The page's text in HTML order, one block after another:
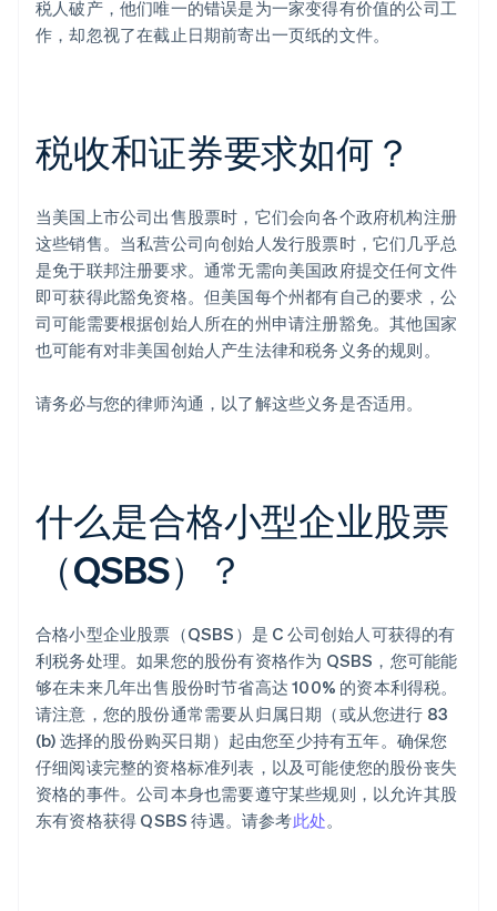
税人破产，他们唯一的错误是为一家变得有价值的公司工
作，却忽视了在截止日期前寄出一页纸的文件。
税收和证券要求如何？
当美国上市公司出售股票时，它们会向各个政府机构注册
这些销售。当私营公司向创始人发行股票时，它们几乎总
是免于联邦注册要求。通常无需向美国政府提交任何文件
即可获得此豁免资格。但美国每个州都有自己的要求，公
司可能需要根据创始人所在的州申请注册豁免。其他国家
也可能有对非美国创始人产生法律和税务义务的规则。
请务必与您的律师沟通，以了解这些义务是否适用。
什么是合格小型企业股票
（QSBS）？
合格小型企业股票（QSBS）是 C 公司创始人可获得的有
利税务处理。如果您的股份有资格作为 QSBS，您可能能
够在未来几年出售股份时节省高达 100% 的资本利得税。
请注意，您的股份通常需要从归属日期（或从您进行 83
(b) 选择的股份购买日期）起由您至少持有五年。确保您
仔细阅读完整的资格标准列表，以及可能使您的股份丧失
资格的事件。公司本身也需要遵守某些规则，以允许其股
东有资格获得 QSBS 待遇。请参考此处。